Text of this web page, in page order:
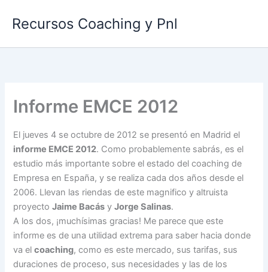
Recursos Coaching y Pnl
Informe EMCE 2012
El jueves 4 se octubre de 2012 se presentó en Madrid el
informe EMCE 2012. Como probablemente sabrás, es el
estudio más importante sobre el estado del coaching de
Empresa en España, y se realiza cada dos años desde el
2006. Llevan las riendas de este magnifico y altruista
proyectoJaime Bacás yJorge Salinas.
A los dos, ¡muchísimas gracias! Me parece que este
informe es de una utilidad extrema para saber hacia donde
va elcoaching, como es este mercado, sus tarifas, sus
duraciones de proceso, sus necesidades y las de los